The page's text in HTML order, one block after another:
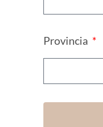
Provincia